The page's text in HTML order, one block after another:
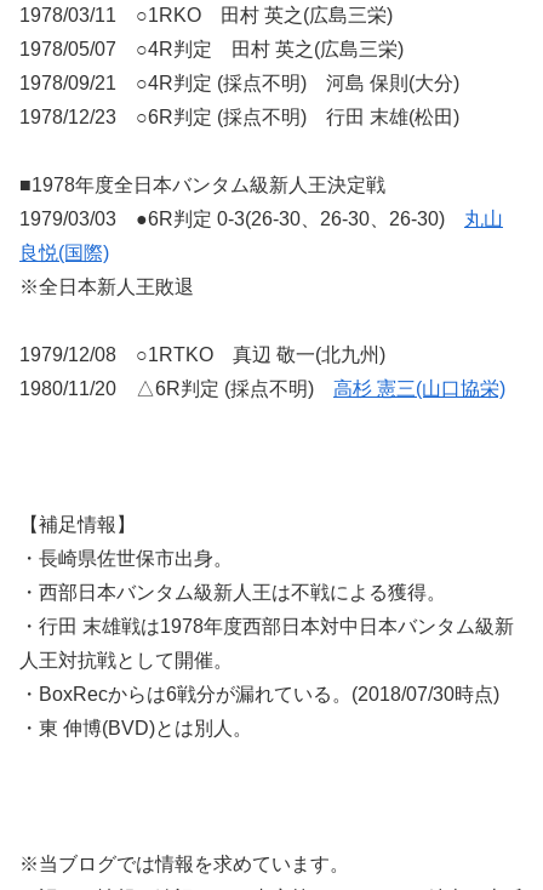
1978/03/11 ○1RKO 田村 英之(広島三栄)
1978/05/07 ○4R判定 田村 英之(広島三栄)
1978/09/21 ○4R判定 (採点不明) 河島 保則(大分)
1978/12/23 ○6R判定 (採点不明) 行田 末雄(松田)
■1978年度全日本バンタム級新人王決定戦
1979/03/03 ●6R判定 0-3(26-30、26-30、26-30) 丸山
良悦(国際)
※全日本新人王敗退
1979/12/08 ○1RTKO 真辺 敬一(北九州)
1980/11/20 △6R判定 (採点不明) 高杉 憲三(山口協栄)
【補足情報】
・長崎県佐世保市出身。
・西部日本バンタム級新人王は不戦による獲得。
・行田 末雄戦は1978年度西部日本対中日本バンタム級新
人王対抗戦として開催。
・BoxRecからは6戦分が漏れている。(2018/07/30時点)
・東 伸博(BVD)とは別人。
※当ブログでは情報を求めています。